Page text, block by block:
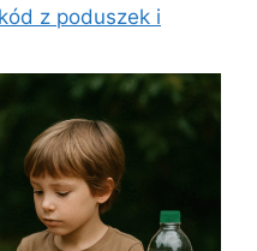
z poduszek i